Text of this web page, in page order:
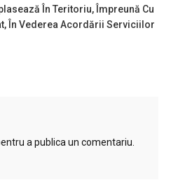
În Teritoriu, Împreună Cu
În Vederea Acordării Serviciilor
a publica un comentariu.